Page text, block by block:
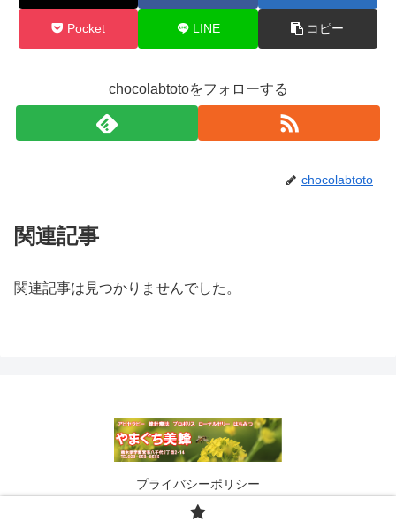
Pocket LINE コピー
chocolabtotoをフォローする
chocolabtoto
関連記事
関連記事は見つかりませんでした。
プライバシーポリシー
© 2017 はちみつ・プロポリス・ローヤルゼリーのやまぐち美蜂.